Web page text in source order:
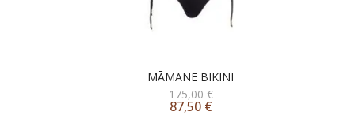
MĀMANE BIKINI
175,00€
87,50 €